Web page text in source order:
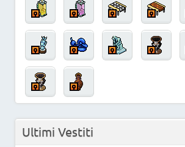
Ultimi Vestiti